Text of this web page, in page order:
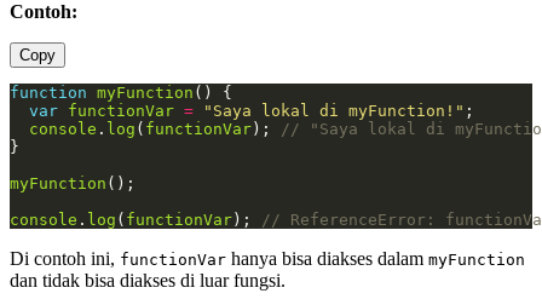
Contoh:
Copy
function myFunction
var functionVar = "Saya lokal di myFunction!"
console . log ( functionVar );
myFunction
console . log ( functionVar );
Di contoh ini, functionVar hanya bisa diakses dalam myFunction
dan tidak bisa diakses di luar fungsi.